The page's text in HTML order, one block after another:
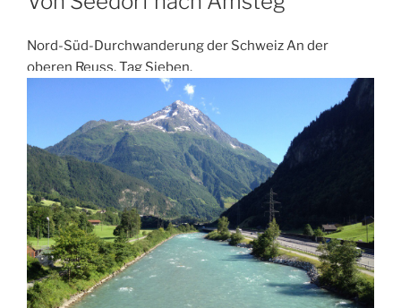
Nord-Süd-Durchwanderung der Schweiz An der
oberen Reuss. Tag Sieben.